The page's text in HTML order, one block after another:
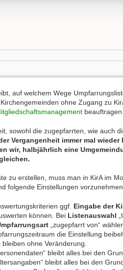
auf welchem Wege
ohne Zugang zu
beauftragen.
sowohl die zugepfarrten, wie auch
Vergangenheit immer mal
wir, halbjährlich eine
zu erstellen, muss man in KirA im
folgende Einstellungen
ggf. Eingabe der
können. Bei Listenauswahl
„zugepfarrt von“
die Einstellung
bleiben ohne Veränderung.
bleibt alles bei den
bleibt alles bei den